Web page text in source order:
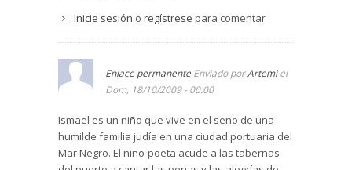
Inicie sesión o regístrese para comentar
Enlace permanente Enviado porArtemiel
Dom, 18/10/2009 - 00:00
Ismael es un niño que vive en el seno de una
humilde familia judía en una ciudad portuaria del
Mar Negro. El niño-poeta acude a las tabernas